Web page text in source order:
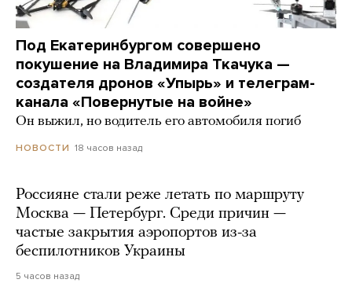
Под Екатеринбургом совершено
покушение на Владимира Ткачука —
создателя дронов «Упырь» и телеграм-
канала «Повернутые на войне»
Он выжил, но водитель его автомобиля погиб
НОВОСТИ 18 часов назад
Россияне стали реже летать по маршруту
Москва — Петербург. Среди причин —
частые закрытия аэропортов из-за
беспилотников Украины
5 часов назад